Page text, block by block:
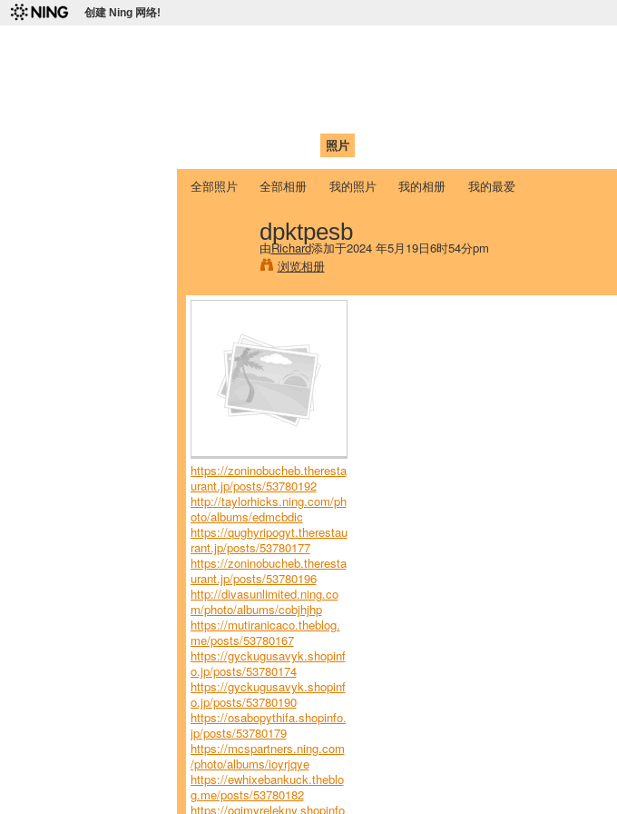
创建 Ning 网络!
照片
全部照片 全部相册 我的照片 我的相册 我的最爱
dpktpesb
由Richard添加于2024 年5月19日6时54分pm
浏览相册
https://zoninobucheb.theresta
urant.jp/posts/53780192
http://taylorhicks.ning.com/ph
oto/albums/edmcbdic
https://qughyripogyt.therestau
rant.jp/posts/53780177
https://zoninobucheb.theresta
urant.jp/posts/53780196
http://divasunlimited.ning.co
m/photo/albums/cobjhjhp
https://mutiranicaco.theblog.
me/posts/53780167
https://gyckugusavyk.shopinf
o.jp/posts/53780174
https://gyckugusavyk.shopinf
o.jp/posts/53780190
https://osabopythifa.shopinfo.
jp/posts/53780179
https://mcspartners.ning.com
/photo/albums/ioyrjqye
https://ewhixebankuck.theblo
g.me/posts/53780182
https://ogimyrelekny.shopinfo